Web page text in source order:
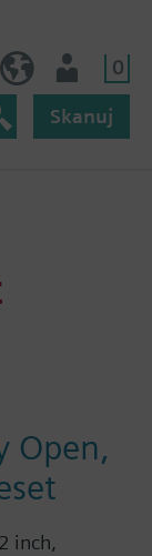
0
Skanuj
Open,
inch,